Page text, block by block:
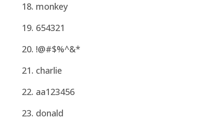
monkey
654321
!@#$%^&*
charlie
aa123456
donald